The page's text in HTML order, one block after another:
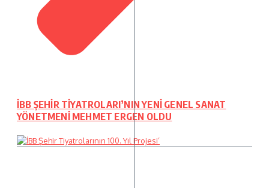
İBB ŞEHİR TİYATROLARI’NIN YENİ GENEL SANAT
YÖNETMENİ MEHMET ERGEN OLDU